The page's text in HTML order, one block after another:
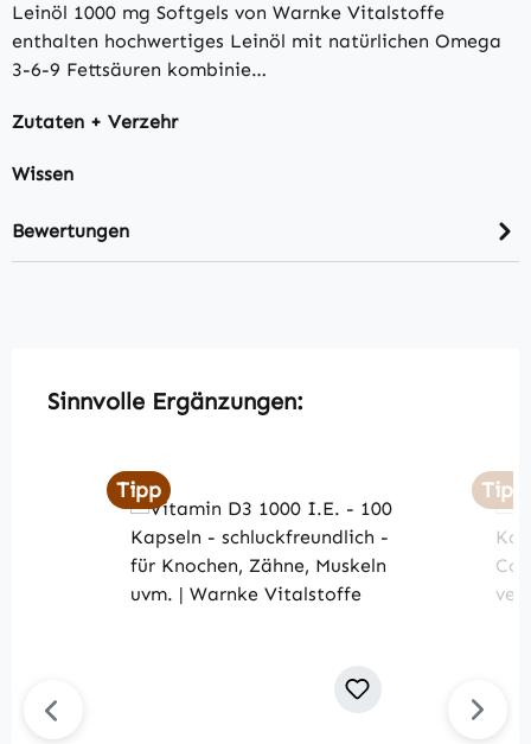
Leinöl 1000 mg Softgels von Warnke Vitalstoffe
enthalten hochwertiges Leinöl mit natürlichen Omega
3-6-9 Fettsäuren kombinie…
Zutaten + Verzehr
Wissen
Bewertungen
Produktgalerie überspringen
Sinnvolle Ergänzungen:
Tipp Tipp